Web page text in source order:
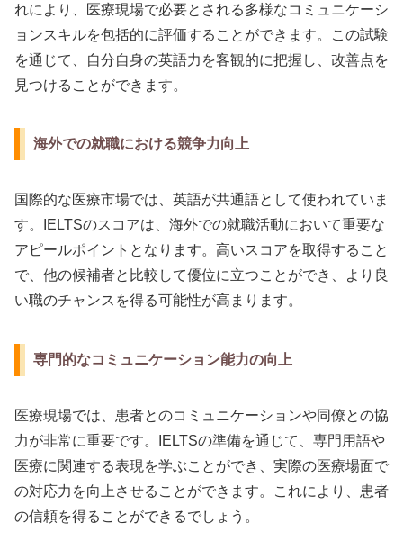
れにより、医療現場で必要とされる多様なコミュニケーシ
ョンスキルを包括的に評価することができます。この試験
を通じて、自分自身の英語力を客観的に把握し、改善点を
見つけることができます。
海外での就職における競争力向上
国際的な医療市場では、英語が共通語として使われていま
す。IELTSのスコアは、海外での就職活動において重要な
アピールポイントとなります。高いスコアを取得すること
で、他の候補者と比較して優位に立つことができ、より良
い職のチャンスを得る可能性が高まります。
専門的なコミュニケーション能力の向上
医療現場では、患者とのコミュニケーションや同僚との協
力が非常に重要です。IELTSの準備を通じて、専門用語や
医療に関連する表現を学ぶことができ、実際の医療場面で
の対応力を向上させることができます。これにより、患者
の信頼を得ることができるでしょう。